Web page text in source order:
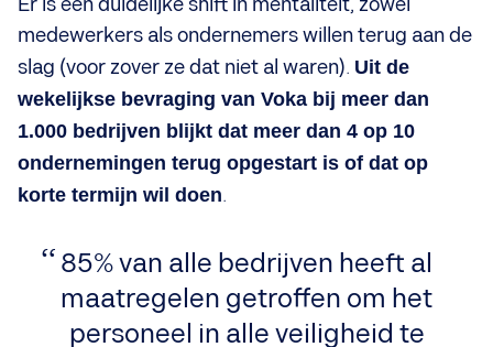
Er is een duidelijke shift in mentaliteit, zowel
medewerkers als ondernemers willen terug aan de
slag (voor zover ze dat niet al waren). Uit de
wekelijkse bevraging van Voka bij meer dan
1.000 bedrijven blijkt dat meer dan 4 op 10
ondernemingen terug opgestart is of dat op
korte termijn wil doen.
85% van alle bedrijven heeft al
maatregelen getroffen om het
personeel in alle veiligheid te